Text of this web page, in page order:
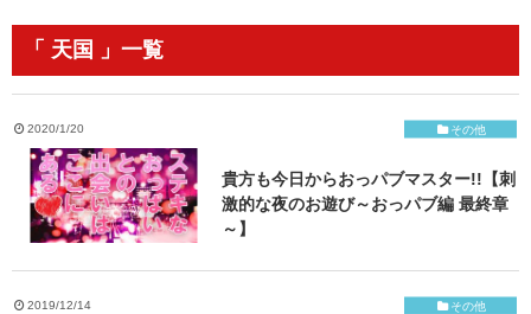
「 天国 」一覧
2020/1/20 その他
貴方も今日からおっパブマスター!!【刺
激的な夜のお遊び～おっパブ編 最終章
～】
2019/12/14 その他
オフィシャルサイト